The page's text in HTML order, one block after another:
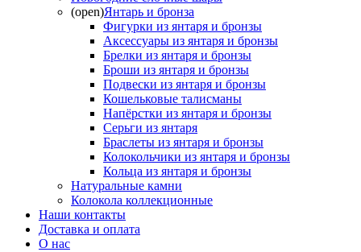
(open)Янтарь и бронза
Фигурки из янтаря и бронзы
Аксессуары из янтаря и бронзы
Брелки из янтаря и бронзы
Броши из янтаря и бронзы
Подвески из янтаря и бронзы
Кошельковые талисманы
Напёрстки из янтаря и бронзы
Серьги из янтаря
Браслеты из янтаря и бронзы
Колокольчики из янтаря и бронзы
Кольца из янтаря и бронзы
Натуральные камни
Колокола коллекционные
Наши контакты
Доставка и оплата
О нас